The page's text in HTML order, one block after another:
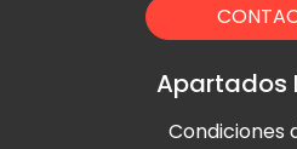
Apartados
Condiciones